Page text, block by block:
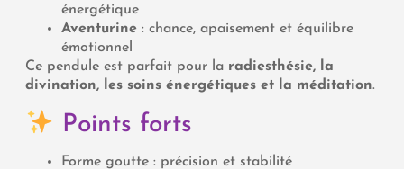
énergétique
Aventurine : chance, apaisement et équilibre
émotionnel
Ce pendule est parfait pour la radiesthésie, la
divination, les soins énergétiques et la méditation.
Points forts
Forme goutte : précision et stabilité